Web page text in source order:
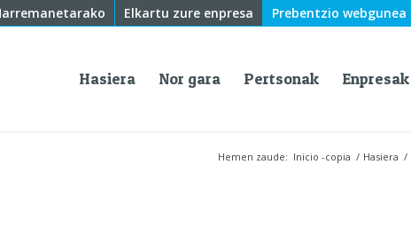
Elkartu zure enpresa Prebentzio webgunea
Hasiera Nor gara Pertsonak Enpresak
Hemen zaude: Inicio -copia / Hasiera /